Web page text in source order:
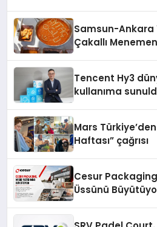
Samsun-Ankara
Çakallı
Tencent Hy3
kullanıma
Mars
Haftası” çağrısı
Cesur
Üssünü